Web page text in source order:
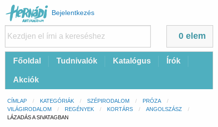
Felhasználói
fiók
menüje
Bejelentkezés
0 elem
FőFőoldal Tudnivalók Katalógus Írók
Akciók
Morzsa
CÍMLAP KATEGÓRIÁK SZÉPIRODALOM
PRÓZA
VILÁGIRODALOM
REGÉNYEK KORTÁRS
ANGOLSZÁSZ
CURRENT:
LÁZADÁS A SIVATAGBAN